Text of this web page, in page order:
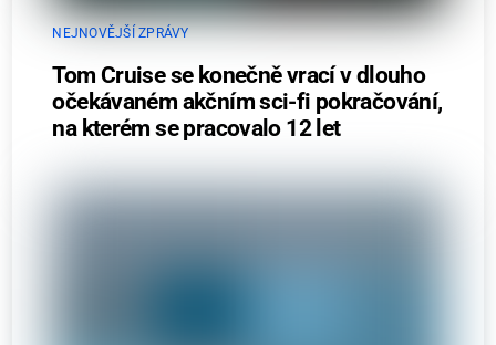
NEJNOVĚJŠÍ ZPRÁVY
Tom Cruise se konečně vrací v dlouho
očekávaném akčním sci-fi pokračování,
na kterém se pracovalo 12 let